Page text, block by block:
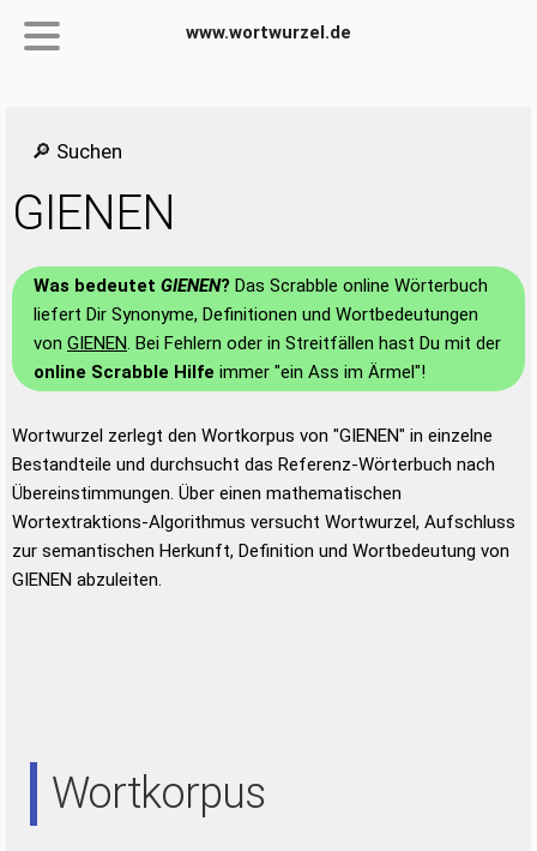
www.wortwurzel.de
🔎 Suchen
GIENEN
Was bedeutet GIENEN? Das Scrabble online Wörterbuch
liefert Dir Synonyme, Definitionen und Wortbedeutungen
von GIENEN. Bei Fehlern oder in Streitfällen hast Du mit der
online Scrabble Hilfe immer "ein Ass im Ärmel"!
Wortwurzel zerlegt den Wortkorpus von "GIENEN" in einzelne
Bestandteile und durchsucht das Referenz-Wörterbuch nach
Übereinstimmungen. Über einen mathematischen
Wortextraktions-Algorithmus versucht Wortwurzel, Aufschluss
zur semantischen Herkunft, Definition und Wortbedeutung von
GIENEN abzuleiten.
Wortkorpus